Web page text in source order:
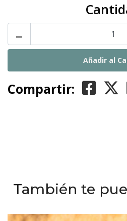
-
Compartir:
También te